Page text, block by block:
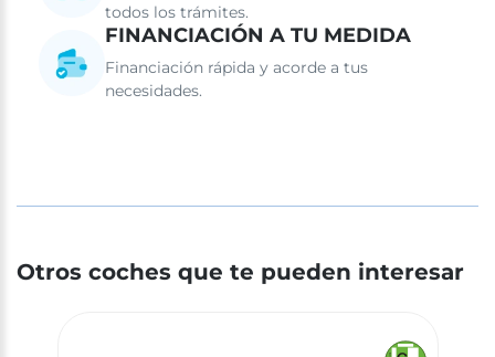
todos los trámites.
FINANCIACIÓN A TU MEDIDA
Financiación rápida y acorde a tus
necesidades.
Otros coches que te pueden interesar